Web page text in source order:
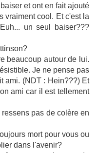
et ont en fait ajouté
vraiment cool. Et c'est la
un seul baiser???
beaucoup autour de lui.
Je ne pense pas
ami. (NDT : Hein???) Et
ami car il est tellement
pas de colère en
mort pour vous ou
dans l'avenir?